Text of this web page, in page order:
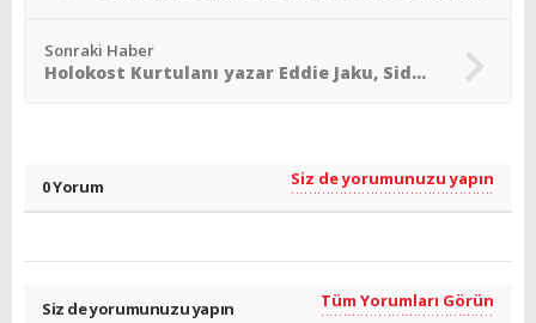
Sonraki Haber
Holokost Kurtulanı yazar Eddie Jaku, Sidney´de hayatını kaybetti
0 Yorum Siz de yorumunuzu yapın
Siz de yorumunuzu yapın Tüm Yorumları Görün